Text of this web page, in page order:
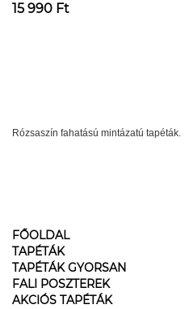
15 990 Ft
Rózsaszín fahatású mintázatú tapéták.
FŐOLDAL
TAPÉTÁK
TAPÉTÁK GYORSAN
FALI POSZTEREK
AKCIÓS TAPÉTÁK